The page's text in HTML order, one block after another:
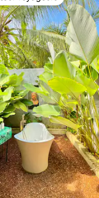
de 162
voyageurs les plus